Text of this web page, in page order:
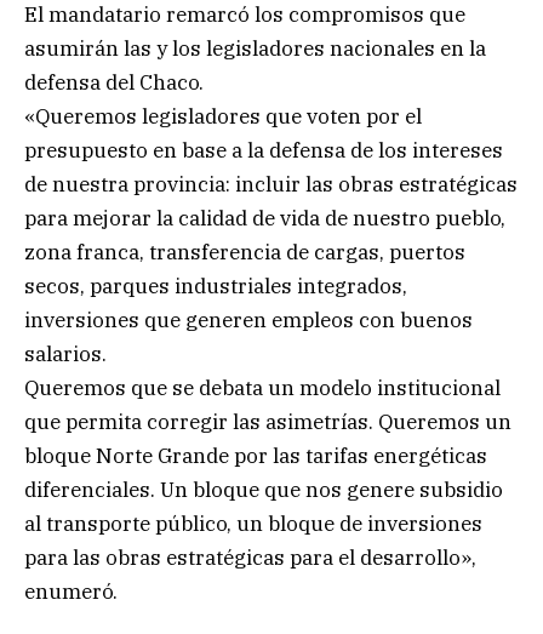
El mandatario remarcó los compromisos que
asumirán las y los legisladores nacionales en la
defensa del Chaco.
«Queremos legisladores que voten por el
presupuesto en base a la defensa de los intereses
de nuestra provincia: incluir las obras estratégicas
para mejorar la calidad de vida de nuestro pueblo,
zona franca, transferencia de cargas, puertos
secos, parques industriales integrados,
inversiones que generen empleos con buenos
salarios.
Queremos que se debata un modelo institucional
que permita corregir las asimetrías. Queremos un
bloque Norte Grande por las tarifas energéticas
diferenciales. Un bloque que nos genere subsidio
al transporte público, un bloque de inversiones
para las obras estratégicas para el desarrollo»,
enumeró.